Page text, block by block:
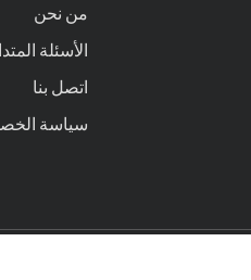
من نحن
الأسئلة
اتصل بنا
سياسة